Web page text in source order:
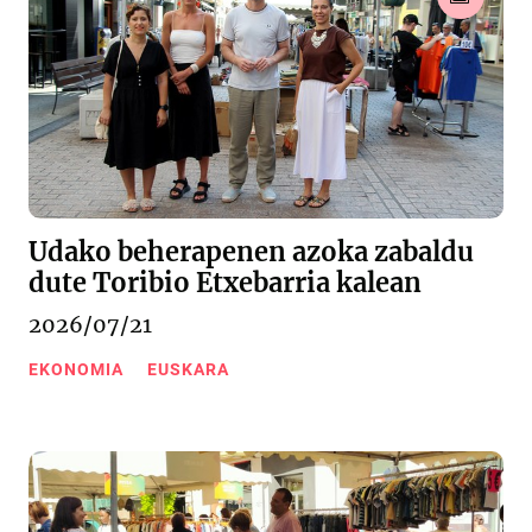
Udako beherapenen azoka zabaldu
dute Toribio Etxebarria kalean
2026/07/21
EKONOMIA EUSKARA